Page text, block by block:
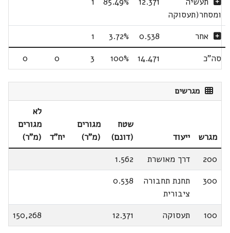
ומסחר(תעסוקה
אחר 0.538
3.72%
1
סה"כ
14.471
100%
3
0
0
מגרשים
מגרש ייעוד
שטח
(דונם)
מגורים
(מ"ר)
יח"ד
לא
מגורים
(מ"ר)
200
דרך מאושרת
1.562
300
תחנת תחבורה
ציבורית
0.538
100 תעסוקה 12.371
150,268